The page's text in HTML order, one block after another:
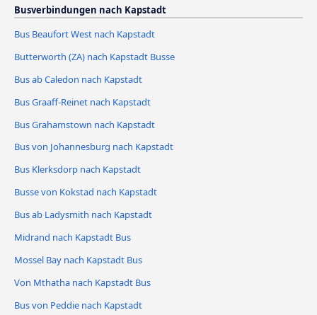
Busverbindungen nach Kapstadt
Bus Beaufort West nach Kapstadt
Butterworth (ZA) nach Kapstadt Busse
Bus ab Caledon nach Kapstadt
Bus Graaff-Reinet nach Kapstadt
Bus Grahamstown nach Kapstadt
Bus von Johannesburg nach Kapstadt
Bus Klerksdorp nach Kapstadt
Busse von Kokstad nach Kapstadt
Bus ab Ladysmith nach Kapstadt
Midrand nach Kapstadt Bus
Mossel Bay nach Kapstadt Bus
Von Mthatha nach Kapstadt Bus
Bus von Peddie nach Kapstadt